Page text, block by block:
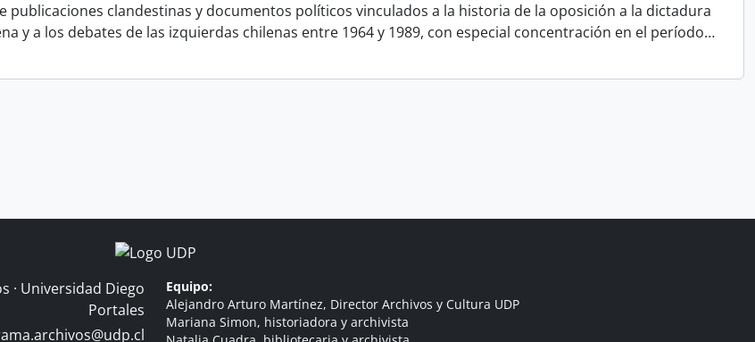
publicaciones clandestinas y documentos políticos vinculados a la historia de la oposición a la dictadura
y a los debates de las izquierdas chilenas entre 1964 y 1989, con especial concentración en el período…
· Universidad Diego
Portales
Equipo:
Alejandro Arturo Martínez, Director Archivos y Cultura UDP
Mariana Simon, historiadora y archivista